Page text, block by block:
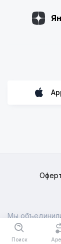
Мы
Поиск